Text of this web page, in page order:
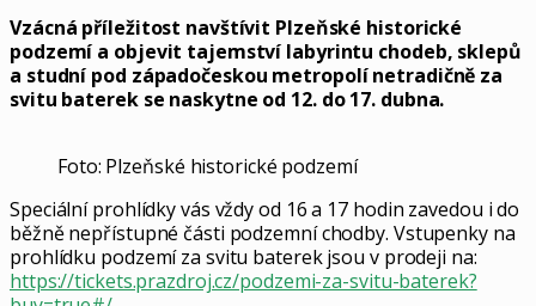
Vzácná příležitost navštívit Plzeňské historické
podzemí a objevit tajemství labyrintu chodeb, sklepů
a studní pod západočeskou metropolí netradičně za
svitu baterek se naskytne od 12. do 17. dubna.
Foto: Plzeňské historické podzemí
Speciální prohlídky vás vždy od 16 a 17 hodin zavedou i do
běžně nepřístupné části podzemní chodby. Vstupenky na
prohlídku podzemí za svitu baterek jsou v prodeji na:
https://tickets.prazdroj.cz/podzemi-za-svitu-baterek?